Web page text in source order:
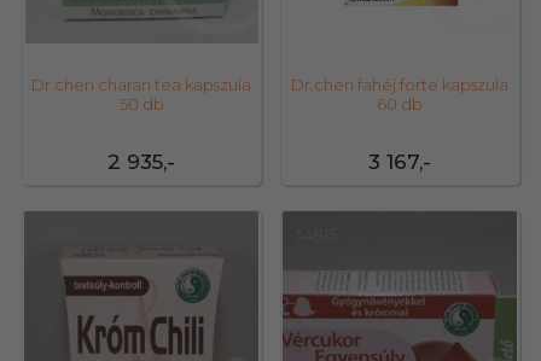
2 935,-
Dr.chen charan tea kapszula
50 db
3 167,-
Dr.chen fahéj forte kapszula
60 db